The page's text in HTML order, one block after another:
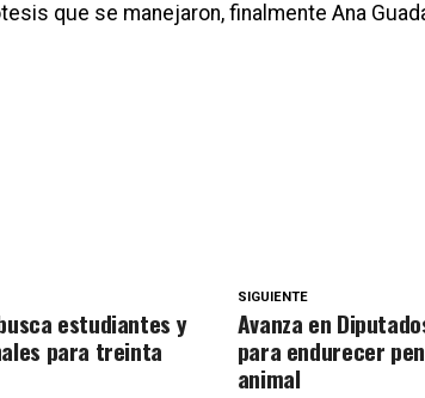
que se manejaron, finalmente Ana
SIGUIENTE
Avanza en
para endurecer
animal
estudiantes y
para treinta